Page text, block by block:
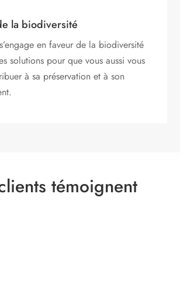
la biodiversité
en faveur de la biodiversité
solutions pour que vous aussi vous
à sa préservation et à son
témoignent